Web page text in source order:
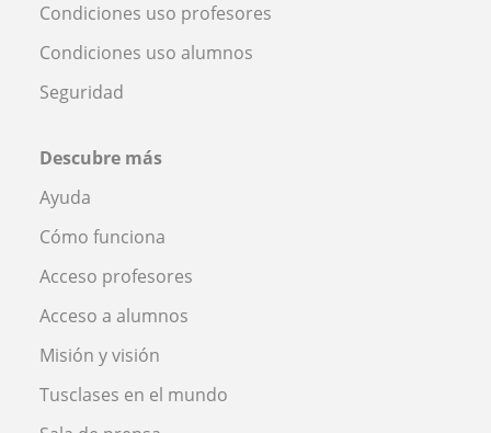
Condiciones uso profesores
Condiciones uso alumnos
Seguridad
Descubre más
Ayuda
Cómo funciona
Acceso profesores
Acceso a alumnos
Misión y visión
Tusclases en el mundo